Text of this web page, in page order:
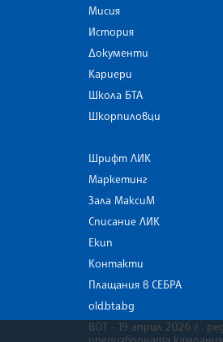
Мисия
История
Документи
Кариери
Школа БТА
Шкорпиловци
Шрифт ЛИК
Маркетинг
Зала МаксиМ
Списание ЛИК
Екип
Контакти
Плащания в СЕБРА
old.bta.bg
ВОТ - 19 април 2026 г .